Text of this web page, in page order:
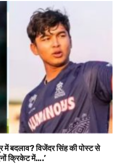
बदलाव? विजेंदर सिंह की पोस्ट से
क्रिकेट में….’